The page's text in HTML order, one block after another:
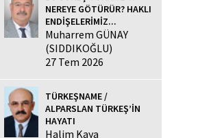
NEREYE GÖTÜRÜR? HAKLI
ENDİŞELERİMİZ...
Muharrem GÜNAY
(SIDDIKOĞLU)
27 Tem 2026
TÜRKEŞNAME /
ALPARSLAN TÜRKEŞ’İN
HAYATI
Halim Kaya